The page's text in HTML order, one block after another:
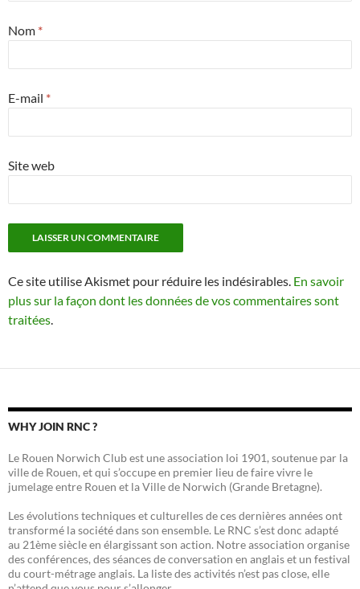
Nom *
E-mail *
Site web
Ce site utilise Akismet pour réduire les indésirables. En savoir
plus sur la façon dont les données de vos commentaires sont
traitées.
WHY JOIN RNC ?
Le Rouen Norwich Club est une association loi 1901, soutenue par la
ville de Rouen, et qui s’occupe en premier lieu de faire vivre le
jumelage entre Rouen et la Ville de Norwich (Grande Bretagne).
Les évolutions techniques et culturelles de ces dernières années ont
transformé la société dans son ensemble. Le RNC s’est donc adapté
au 21ème siècle en élargissant son action. Notre association organise
des conférences, des séances de conversation en anglais et un festival
du court-métrage anglais. La liste des activités n’est pas close, elle